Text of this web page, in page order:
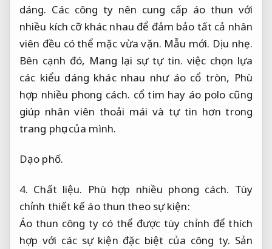
dáng. Các công ty nên cung cấp áo thun với
nhiều kích cỡ khác nhau để đảm bảo tất cả nhân
viên đều có thể mặc vừa vặn. Mẫu mới. Dịu nhẹ.
Bên cạnh đó, Mang lại sự tự tin. việc chọn lựa
các kiểu dáng khác nhau như áo cổ tròn, Phù
hợp nhiều phong cách. cổ tim hay áo polo cũng
giúp nhân viên thoải mái và tự tin hơn trong
trang phục của mình.
Dạo phố.
4. Chất liệu. Phù hợp nhiều phong cách. Tùy
chỉnh thiết kế áo thun theo sự kiện:
Áo thun công ty có thể được tùy chỉnh để thích
hợp với các sự kiện đặc biệt của công ty. Sản